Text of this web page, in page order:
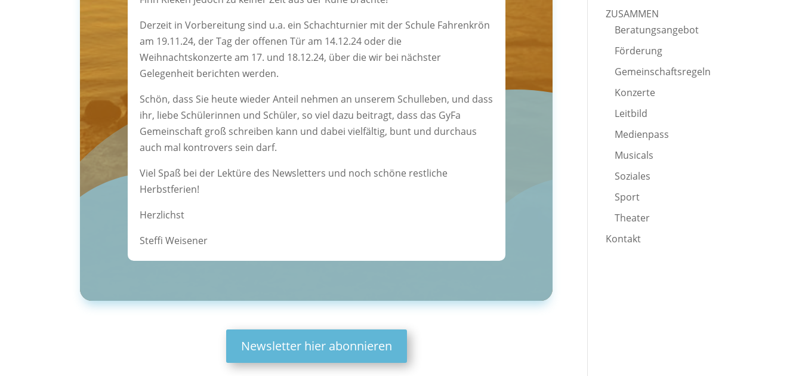
Derzeit in Vorbereitung sind u.a. ein Schachturnier mit der Schule Fahrenkrön
am 19.11.24, der Tag der offenen Tür am 14.12.24 oder die
Weihnachtskonzerte am 17. und 18.12.24, über die wir bei nächster
Gelegenheit berichten werden.
Schön, dass Sie heute wieder Anteil nehmen an unserem Schulleben, und dass
ihr, liebe Schülerinnen und Schüler, so viel dazu beitragt, dass das GyFa
Gemeinschaft groß schreiben kann und dabei vielfältig, bunt und durchaus
auch mal kontrovers sein darf.
Viel Spaß bei der Lektüre des Newsletters und noch schöne restliche
Herbstferien! ­­
Herzlichst
Steffi Weisener
Newsletter hier abonnieren
ZUSAMMEN
Beratungsangebot
Förderung
Gemeinschaftsregeln
Konzerte
Leitbild
Medienpass
Musicals
Soziales
Sport
Theater
Kontakt